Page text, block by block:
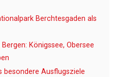
Berchtesgaden als
Königssee, Obersee
besondere Ausflugsziele